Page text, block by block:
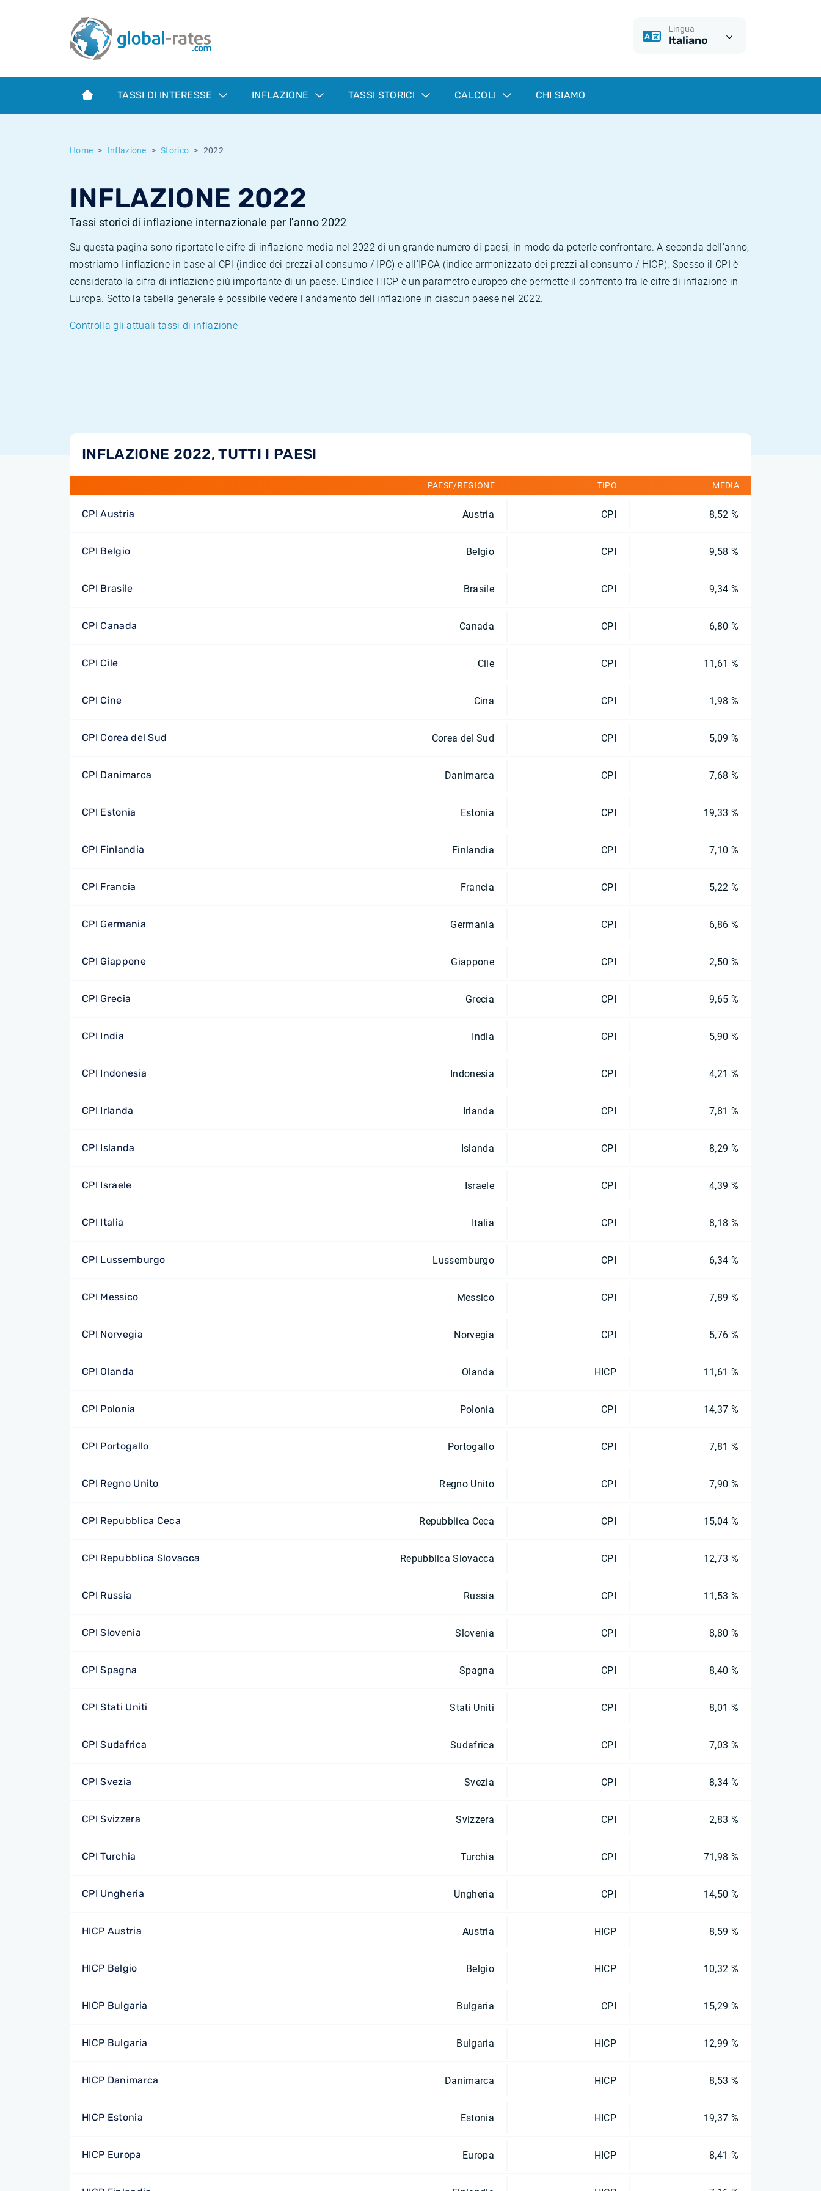
Lingua
Italiano
TASSI DI INTERESSE INFLAZIONE TASSI STORICI CALCOLI CHI SIAMO
Home Inflazione Storico 2022
INFLAZIONE 2022
Tassi storici di inflazione internazionale per l'anno 2022
Su questa pagina sono riportate le cifre di inflazione media nel 2022 di un grande numero di paesi, in modo da poterle confrontare. A seconda dell'anno,
mostriamo l'inflazione in base al CPI (indice dei prezzi al consumo / IPC) e all'IPCA (indice armonizzato dei prezzi al consumo / HICP). Spesso il CPI è
considerato la cifra di inflazione più importante di un paese. L'indice HICP è un parametro europeo che permette il confronto fra le cifre di inflazione in
Europa. Sotto la tabella generale è possibile vedere l'andamento dell'inflazione in ciascun paese nel 2022.
Controlla gli attuali tassi di inflazione
INFLAZIONE 2022, TUTTI I PAESI
PAESE/REGIONE TIPO MEDIA
CPI Austria Austria CPI 8,52 %
CPI Belgio Belgio CPI 9,58 %
CPI Brasile Brasile CPI 9,34 %
CPI Canada Canada CPI 6,80 %
CPI Cile Cile CPI 11,61 %
CPI Cine Cina CPI 1,98 %
CPI Corea del Sud Corea del Sud CPI 5,09 %
CPI Danimarca Danimarca CPI 7,68 %
CPI Estonia Estonia CPI 19,33 %
CPI Finlandia Finlandia CPI 7,10 %
CPI Francia Francia CPI 5,22 %
CPI Germania Germania CPI 6,86 %
CPI Giappone Giappone CPI 2,50 %
CPI Grecia Grecia CPI 9,65 %
CPI India India CPI 5,90 %
CPI Indonesia Indonesia CPI 4,21 %
CPI Irlanda Irlanda CPI 7,81 %
CPI Islanda Islanda CPI 8,29 %
CPI Israele Israele CPI 4,39 %
CPI Italia Italia CPI 8,18 %
CPI Lussemburgo Lussemburgo CPI 6,34 %
CPI Messico Messico CPI 7,89 %
CPI Norvegia Norvegia CPI 5,76 %
CPI Olanda Olanda HICP 11,61 %
CPI Polonia Polonia CPI 14,37 %
CPI Portogallo Portogallo CPI 7,81 %
CPI Regno Unito Regno Unito CPI 7,90 %
CPI Repubblica Ceca Repubblica Ceca CPI 15,04 %
CPI Repubblica Slovacca Repubblica Slovacca CPI 12,73 %
CPI Russia Russia CPI 11,53 %
CPI Slovenia Slovenia CPI 8,80 %
CPI Spagna Spagna CPI 8,40 %
CPI Stati Uniti Stati Uniti CPI 8,01 %
CPI Sudafrica Sudafrica CPI 7,03 %
CPI Svezia Svezia CPI 8,34 %
CPI Svizzera Svizzera CPI 2,83 %
CPI Turchia Turchia CPI 71,98 %
CPI Ungheria Ungheria CPI 14,50 %
HICP Austria Austria HICP 8,59 %
HICP Belgio Belgio HICP 10,32 %
HICP Bulgaria Bulgaria CPI 15,29 %
HICP Bulgaria Bulgaria HICP 12,99 %
HICP Danimarca Danimarca HICP 8,53 %
HICP Estonia Estonia HICP 19,37 %
HICP Europa Europa HICP 8,41 %
Term SOFR
Cos'è l'inflazione CPI?
Cos'è l'inflazione HICP?
Inflazione Svizzera
Tassi storici Euribor
Tassi storici di ESTER
Tassi di inflazione storici
Calcolatore dell’inflazione